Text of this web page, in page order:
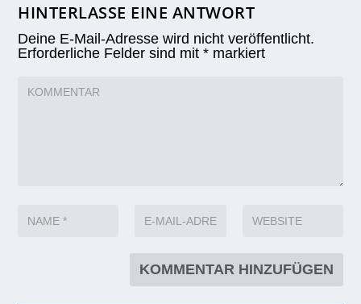
HINTERLASSE EINE ANTWORT
Deine E-Mail-Adresse wird nicht veröffentlicht.
Erforderliche Felder sind mit* markiert